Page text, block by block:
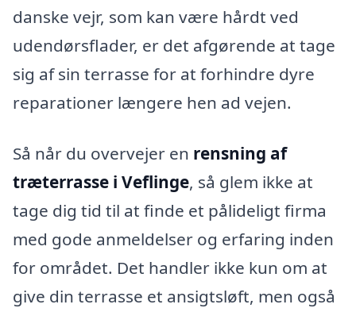
danske vejr, som kan være hårdt ved
udendørsflader, er det afgørende at tage
sig af sin terrasse for at forhindre dyre
reparationer længere hen ad vejen.
Så når du overvejer en rensning af
træterrasse i Veflinge, så glem ikke at
tage dig tid til at finde et pålideligt firma
med gode anmeldelser og erfaring inden
for området. Det handler ikke kun om at
give din terrasse et ansigtsløft, men også